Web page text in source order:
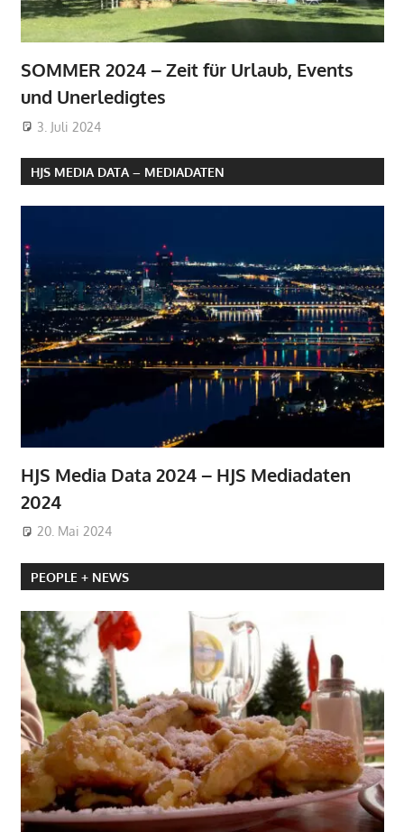
SOMMER 2024 – Zeit für Urlaub, Events
und Unerledigtes
3. Juli 2024
HJS MEDIA DATA – MEDIADATEN
HJS Media Data 2024 – HJS Mediadaten
2024
20. Mai 2024
PEOPLE + NEWS